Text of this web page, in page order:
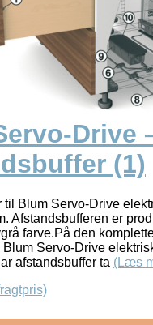
Drive
(1)
til Blum Servo-Drive
Afstandsbufferen er
farve.På den
Servo-Drive
afstandsbuffer ta (Læs